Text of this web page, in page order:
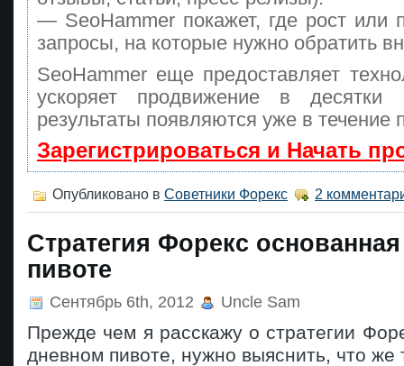
— SeoHammer покажет, где рост или
запросы, на которые нужно обратить
SeoHammer еще предоставляет
ускоряет продвижение в
результаты появляются уже в течение
Зарегистрироваться и Начать
Опубликовано в Советники Форекс 2
Стратегия Форекс
пивоте
Сентябрь 6th, 2012 Uncle Sam
Прежде чем я расскажу о стратегии
дневном пивоте, нужно выяснить, что же